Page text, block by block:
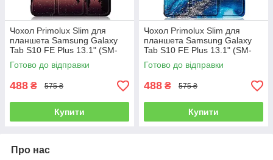
Чохол Primolux Slim для
планшета Samsung Galaxy
Tab S10 FE Plus 13.1" (SM-
X620 / SM-X626) - Nature
Готово до відправки
488 ₴ 575 ₴
Купити
Чохол Primolux Slim для
планшета Samsung Galaxy
Tab S10 FE Plus 13.1" (SM-
X620 / SM-X626) - Ocean
Готово до відправки
488 ₴ 575 ₴
Купити
Про нас